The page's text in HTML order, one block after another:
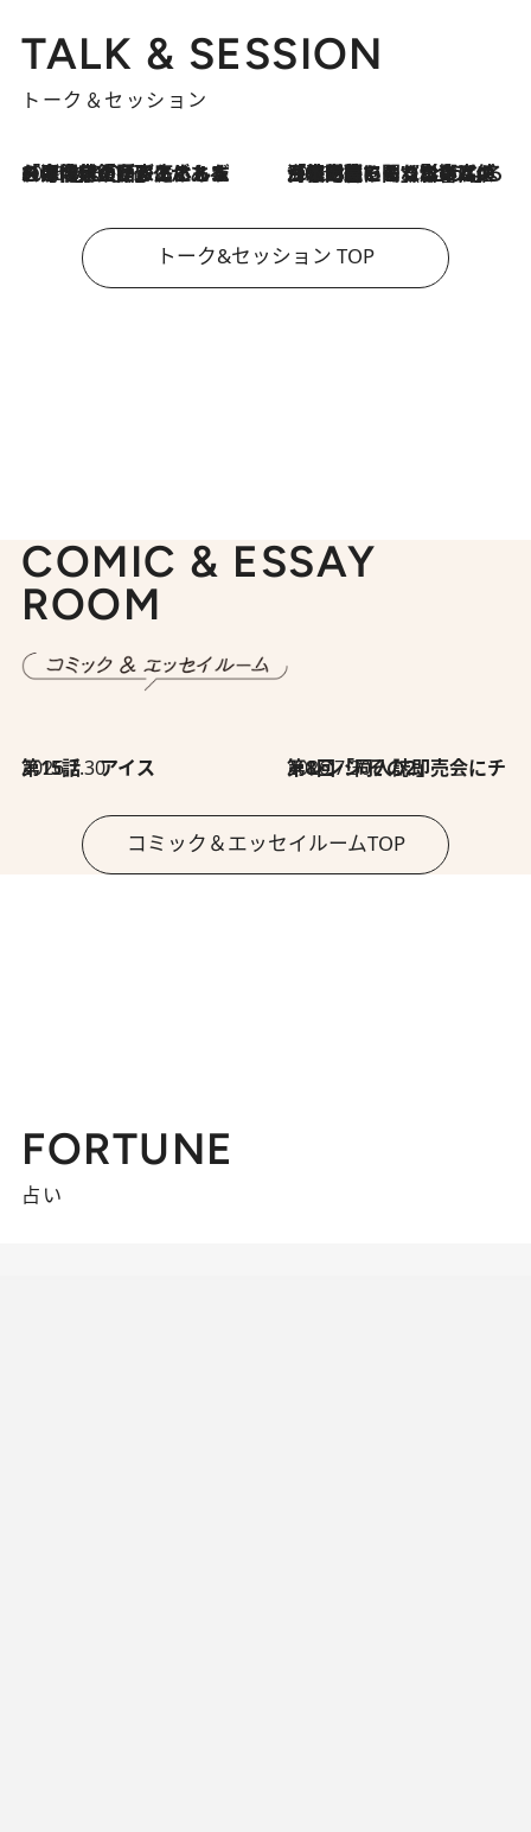
TALK & SESSION
トーク＆セッション
2026.8.3
「今後値上げがあるとすれば…」「リスクがあるのは今年の冬」エネルギー専門家が語る、ホルムズ海峡封鎖が家庭にもたらす“ある心配” 2026.8.3
「住宅建てられない…」「サーチャージ料の高値が続いている」ホルムズ海峡封鎖による影響はいつまで続く？《エネルギー専門家に聞く“どうなる日本の暮らし”》
トーク&セッション TOP
COMIC & ESSAY
ROOM
2026.7.30
第15話 アイス 2026.7.30
第8回「同人誌即売会にチャレンジ その2」
コミック＆エッセイルームTOP
FORTUNE
占い